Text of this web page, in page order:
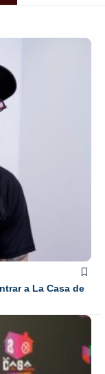
a La Casa de